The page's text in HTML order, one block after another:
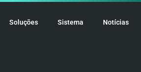
Soluções Sistema Notícias